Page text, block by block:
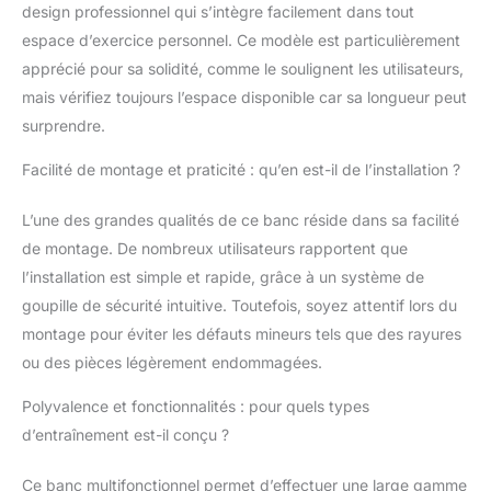
multifonction répond
industrielles les plus
élevées, garantissant
des matériaux
une sécurité optimale.
musculation homme
fitness corporel
complet à domicile.
Cadre en Acier 70x50
mm - 600 kg de
acier commercial
musculation supporte
design professionnel qui s’intègre facilement dans tout
espace d’exercice personnel. Ce modèle est particulièrement
apprécié pour sa solidité, comme le soulignent les utilisateurs,
mais vérifiez toujours l’espace disponible car sa longueur peut
surprendre.
Facilité de montage et praticité : qu’en est-il de l’installation ?
L’une des grandes qualités de ce banc réside dans sa facilité
de montage. De nombreux utilisateurs rapportent que
l’installation est simple et rapide, grâce à un système de
goupille de sécurité intuitive. Toutefois, soyez attentif lors du
montage pour éviter les défauts mineurs tels que des rayures
ou des pièces légèrement endommagées.
Polyvalence et fonctionnalités : pour quels types
d’entraînement est-il conçu ?
Ce banc multifonctionnel permet d’effectuer une large gamme